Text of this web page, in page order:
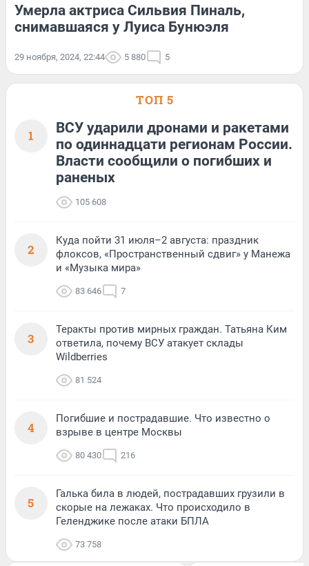
Умерла актриса Сильвия Пиналь,
снимавшаяся у Луиса Бунюэля
29 ноября, 2024, 22:44 5 880 5
ТОП 5
1
ВСУ ударили дронами и ракетами
по одиннадцати регионам России.
Власти сообщили о погибших и
раненых
105 608
2
Куда пойти 31 июля–2 августа: праздник
флоксов, «Пространственный сдвиг» у Манежа
и «Музыка мира»
83 646 7
3
Теракты против мирных граждан. Татьяна Ким
ответила, почему ВСУ атакует склады
Wildberries
81 524
4
Погибшие и пострадавшие. Что известно о
взрыве в центре Москвы
80 430 216
5
Галька била в людей, пострадавших грузили в
скорые на лежаках. Что происходило в
Геленджике после атаки БПЛА
73 758